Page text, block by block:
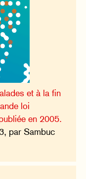
et à la fin
loi
en 2005.
par Sambuc